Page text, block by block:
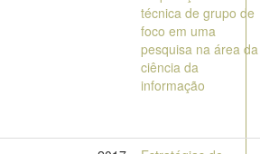
técnica de grupo de
foco em uma
pesquisa na área da
ciência da
informação